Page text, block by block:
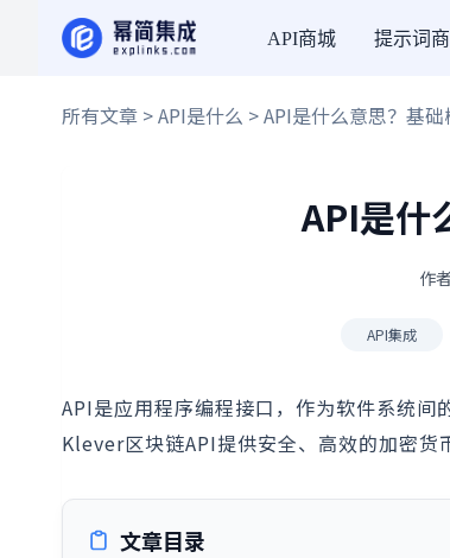
API商城 提示词
所有文章 >API是什么 > API是什么意思？基
API是什
作
API集成
API是应用程序编程接口，作为软件系统
Klever区块链API提供安全、高效的加密货
文章目录